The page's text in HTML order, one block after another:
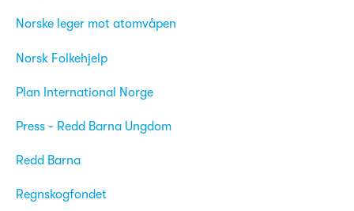
Norske leger mot atomvåpen
Norsk Folkehjelp
Plan International Norge
Press - Redd Barna Ungdom
Redd Barna
Regnskogfondet